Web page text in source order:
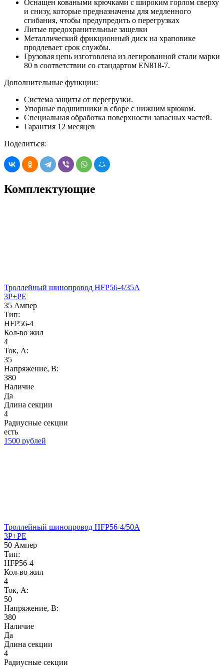
Оснащен коваными крючками с широким горлом сверху
и снизу, которые предназначены для медленного
сгибания, чтобы предупредить о перегрузках
Литые предохранительные защелки
Металлический фрикционный диск на храповике
продлевает срок службы.
Грузовая цепь изготовлена из легированной стали марки
80 в соответствии со стандартом EN818-7.
Дополнительные функции:
Система защиты от перегрузки.
Упорные подшипники в сборе с нижним крюком.
Специальная обработка поверхности запасных частей.
Гарантия 12 месяцев
Поделиться:
Комплектующие
Троллейный шинопровод HFP56-4/35A
3P+PE
35 Ампер
Тип:
HFP56-4
Кол-во жил
4
Ток, А:
35
Напряжение, B:
380
Наличие
Да
Длина секции
4
Радиусные секции
есть
1500 рублей
Троллейный шинопровод HFP56-4/50A
3P+PE
50 Ампер
Тип:
HFP56-4
Кол-во жил
4
Ток, А:
50
Напряжение, B:
380
Наличие
Да
Длина секции
4
Радиусные секции